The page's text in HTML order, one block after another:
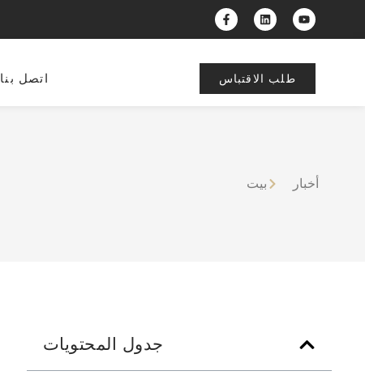
اتصل بنا طلب الاقتباس
بيت أخبار
جدول المحتويات